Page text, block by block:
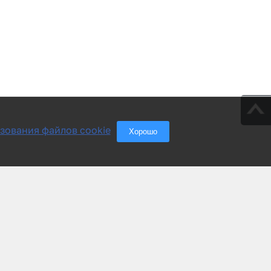
файлов cookie Хорошо